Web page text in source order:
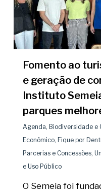
Fomento ao
e geração de
Instituto
parques
Agenda, Biodiversidade e
Econômico, Fique por
Parcerias e Concessões,
e Uso Público
O Semeia foi